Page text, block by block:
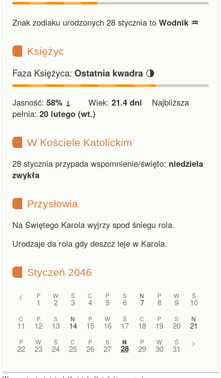
Znak zodiaku urodzonych 28 stycznia to Wodnik ♒︎
Księżyc
Faza Księżyca: Ostatnia kwadra 🌗
Jasność: 58% ↓ Wiek: 21.4 dni Najbliższa
pełnia: 20 lutego (wt.)
W Kościele Katolickim
28 stycznia przypada wspomnienie/święto: niedziela
zwykła
Przysłowia
Na Świętego Karola wyjrzy spod śniegu rola.
Urodzaje da rola gdy deszcz leje w Karola.
Styczeń 2046
< P
1
W
2
Ś
3
C
4
P
5
S
6
N
7
P
8
W
9
Ś
10
C
11
P
12
S
13
N
14
P
15
W
16
Ś
17
C
18
P
19
S
20
N
21
P
22
W
23
Ś
24
C
25
P
26
S
27
N
28
P
29
W
30
Ś
31
>